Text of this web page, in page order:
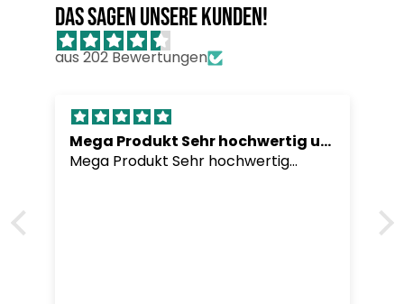
Das sagen unsere Kunden!
aus 202 Bewertungen
Mega Produkt Sehr hochwertig undLieferung war
Mega Produkt Sehr hochwertig